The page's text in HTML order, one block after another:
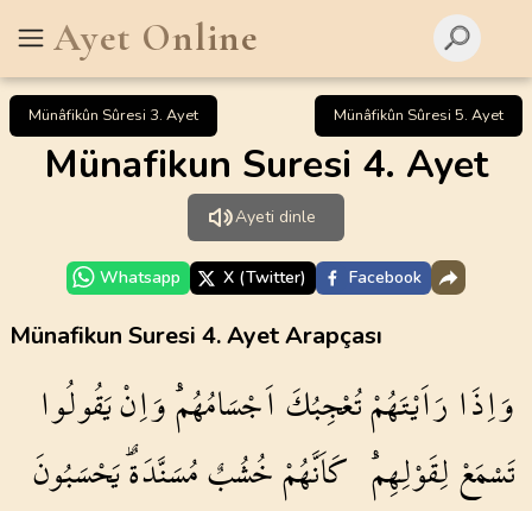
Ayet Online
Münâfikûn Sûresi 3. Ayet Münâfikûn Sûresi 5. Ayet
Münafikun Suresi 4. Ayet
Ayeti dinle
Whatsapp X (Twitter) Facebook
Münafikun Suresi 4. Ayet Arapçası
وَاِذَا رَاَيْتَهُمْتُعْجِبُكَاَجْسَامُهُمْۜوَاِنْيَقُولُوا
تَسْمَعْلِقَوْلِهِمْۜ كَاَنَّهُمْخُشُبٌمُسَنَّدَةٌۜيَحْسَبُونَ